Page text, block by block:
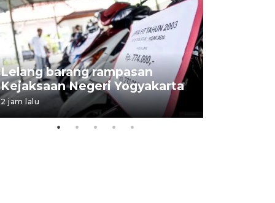
Lelang barang rampasan
Kejaksaan Negeri Yogyakarta
2 jam lalu